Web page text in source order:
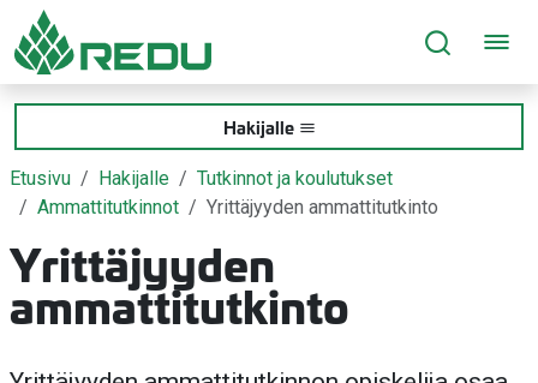
Siirry sivusisältöön
Hakijalle
Etusivu Hakijalle
Tutkinnot ja koulutukset
Ammattitutkinnot
Yrittäjyyden ammattitutkinto
Yrittäjyyden
ammattitutkinto